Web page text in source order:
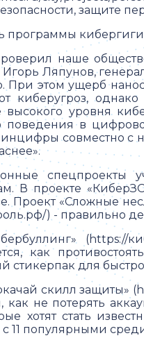
защите
программы
наше
Ляпунов,
При этом ущерб
киберугроз,
высокого уровня
поведения в
совместно с
спецпроекты
В проекте
Проект «Сложные
) - правильно
(https://
как
стикерпак для
скилл защиты»
как не потерять
хотят стать
11 популярными